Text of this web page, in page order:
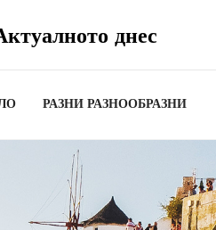
днес
РАЗНИ РАЗНООБРАЗНИ